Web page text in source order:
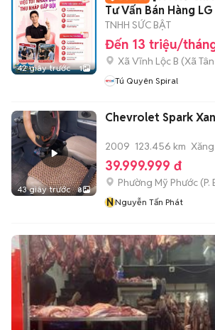
42 giây trước 1
Tư Vấn Bán Hàng LG
TNHH SỨC BẬT
Đến 13 triệu/
Xã Vĩnh Lộc B (Xã
Tú Quyên Spiral
43 giây trước 8
Chevrolet Spark
2009 123.456 km Xăng
39.999.999 đ
Phường Mỹ Phước (P.
NNguyễn Tấn Phát